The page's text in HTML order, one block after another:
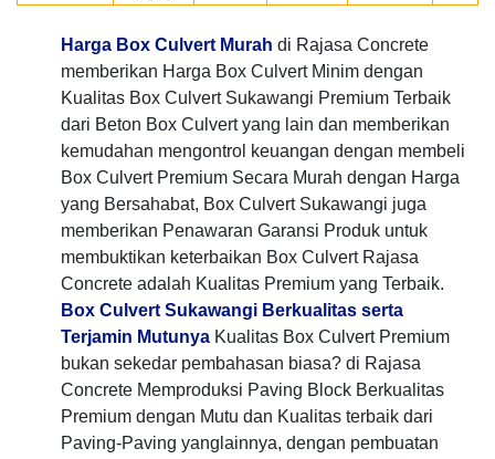
Harga Box Culvert Murah di Rajasa Concrete
memberikan Harga Box Culvert Minim dengan
Kualitas Box Culvert Sukawangi Premium Terbaik
dari Beton Box Culvert yang lain dan memberikan
kemudahan mengontrol keuangan dengan membeli
Box Culvert Premium Secara Murah dengan Harga
yang Bersahabat, Box Culvert Sukawangi juga
memberikan Penawaran Garansi Produk untuk
membuktikan keterbaikan Box Culvert Rajasa
Concrete adalah Kualitas Premium yang Terbaik.
Box Culvert Sukawangi Berkualitas serta
Terjamin Mutunya Kualitas Box Culvert Premium
bukan sekedar pembahasan biasa? di Rajasa
Concrete Memproduksi Paving Block Berkualitas
Premium dengan Mutu dan Kualitas terbaik dari
Paving-Paving yanglainnya, dengan pembuatan